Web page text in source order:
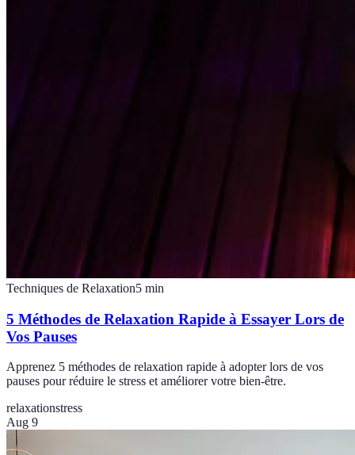
Techniques de Relaxation5 min
5 Méthodes de Relaxation Rapide à Essayer Lors de
Vos Pauses
Apprenez 5 méthodes de relaxation rapide à adopter lors de vos
pauses pour réduire le stress et améliorer votre bien-être.
relaxationstress
Aug 9